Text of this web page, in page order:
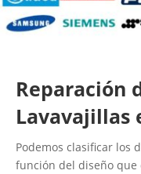
Reparación
Lavavajillas
Podemos clasificar los
función del diseño que